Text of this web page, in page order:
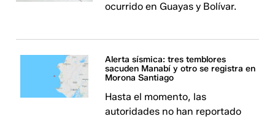
ocurrido en Guayas y Bolívar.
Alerta sísmica: tres temblores
sacuden Manabí y otro se registra en
Morona Santiago
Hasta el momento, las
autoridades no han reportado